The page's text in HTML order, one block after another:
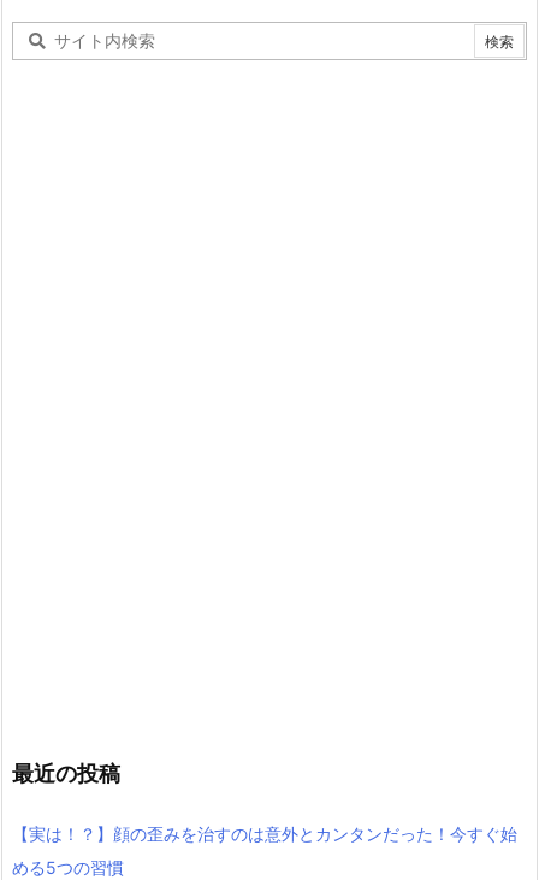
最近の投稿
【実は！？】顔の歪みを治すのは意外とカンタンだった！今すぐ始
める5つの習慣